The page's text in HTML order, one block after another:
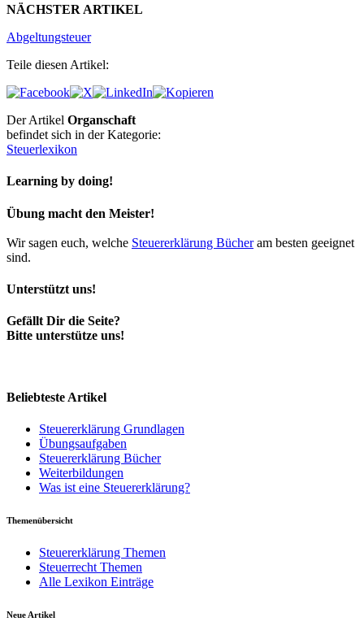
NÄCHSTER ARTIKEL
Abgeltungsteuer
Teile diesen Artikel:
Der Artikel Organschaft
befindet sich in der Kategorie:
Steuerlexikon
Learning by doing!
Übung macht den Meister!
Wir sagen euch, welche Steuererklärung Bücheram besten geeignet
sind.
Unterstützt uns!
Gefällt Dir die Seite?
Bitte unterstütze uns!
Beliebteste Artikel
Steuererklärung Grundlagen
Übungsaufgaben
Steuererklärung Bücher
Weiterbildungen
Was ist eine Steuererklärung?
Themenübersicht
Steuererklärung Themen
Steuerrecht Themen
Alle Lexikon Einträge
Neue Artikel